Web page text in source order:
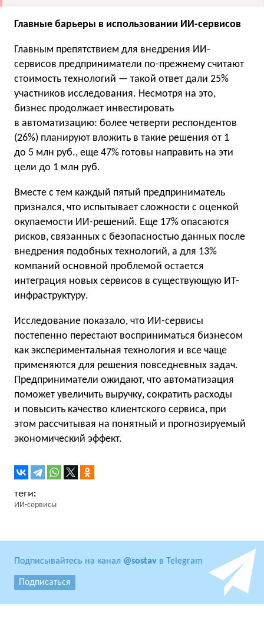
Главные барьеры в использовании ИИ-сервисов
Главным препятствием для внедрения ИИ-
сервисов предприниматели по-прежнему считают
стоимость технологий — такой ответ дали 25%
участников исследования. Несмотря на это,
бизнес продолжает инвестировать
в автоматизацию: более четверти респондентов
(26%) планируют вложить в такие решения от 1
до 5 млн руб., еще 47% готовы направить на эти
цели до 1 млн руб.
Вместе с тем каждый пятый предприниматель
признался, что испытывает сложности с оценкой
окупаемости ИИ-решений. Еще 17% опасаются
рисков, связанных с безопасностью данных после
внедрения подобных технологий, а для 13%
компаний основной проблемой остается
интеграция новых сервисов в существующую ИТ-
инфраструктуру.
Исследование показало, что ИИ-сервисы
постепенно перестают восприниматься бизнесом
как экспериментальная технология и все чаще
применяются для решения повседневных задач.
Предприниматели ожидают, что автоматизация
поможет увеличить выручку, сократить расходы
и повысить качество клиентского сервиса, при
этом рассчитывая на понятный и прогнозируемый
экономический эффект.
ИИ-сервисы
Подписывайтесь на канал @sostav в Telegram
Подписаться